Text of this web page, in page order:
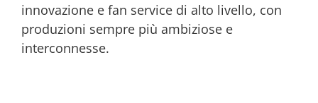
innovazione e fan service di alto livello, con
produzioni sempre più ambiziose e
interconnesse.